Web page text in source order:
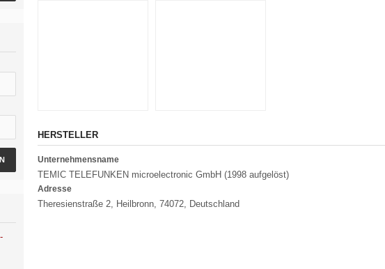
HERSTELLER
Unternehmensname
TEMIC TELEFUNKEN microelectronic GmbH (1998 aufgelöst)
Adresse
Theresienstraße 2, Heilbronn, 74072, Deutschland